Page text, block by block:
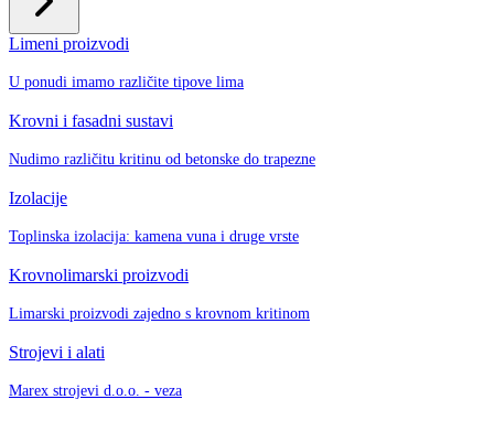
Limeni proizvodi
U ponudi imamo različite tipove lima
Krovni i fasadni sustavi
Nudimo različitu kritinu od betonske do trapezne
Izolacije
Toplinska izolacija: kamena vuna i druge vrste
Krovnolimarski proizvodi
Limarski proizvodi zajedno s krovnom kritinom
Strojevi i alati
Marex strojevi d.o.o. - veza